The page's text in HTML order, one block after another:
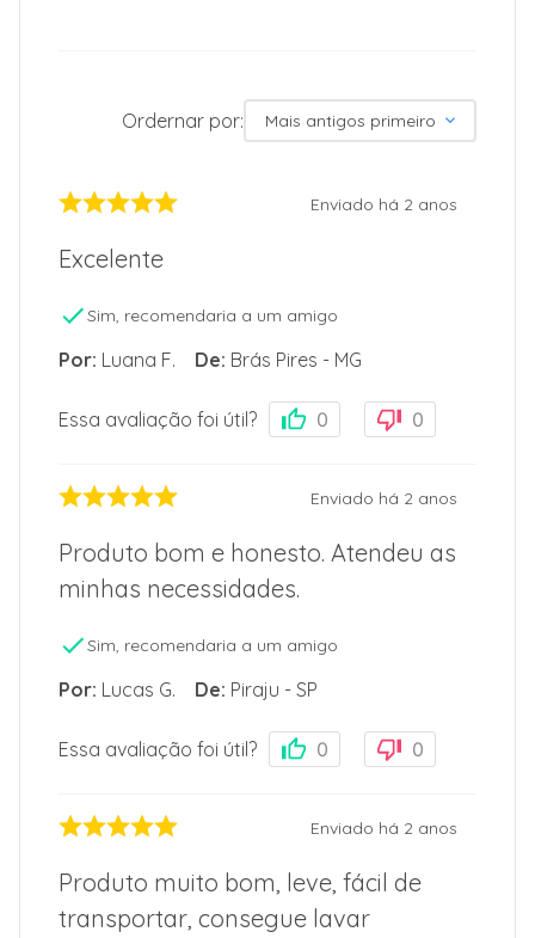
Ordernar por: Mais antigos primeiro
Enviado há 2 anos
Excelente
Sim, recomendaria a um amigo
Por: Luana F. De: Brás Pires - MG
Essa avaliação foi útil? 0 0
Enviado há 2 anos
Produto bom e honesto. Atendeu as
minhas necessidades.
Sim, recomendaria a um amigo
Por: Lucas G. De: Piraju - SP
Essa avaliação foi útil? 0 0
Enviado há 2 anos
Produto muito bom, leve, fácil de
transportar, consegue lavar